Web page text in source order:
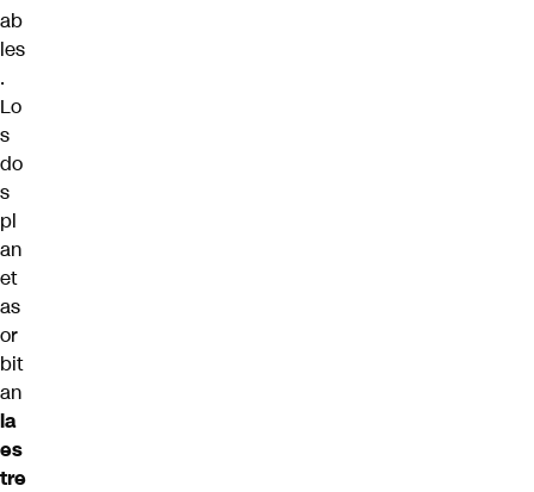
ab
les
.
Lo
s
do
s
pl
an
et
as
or
bit
an
la
es
tre